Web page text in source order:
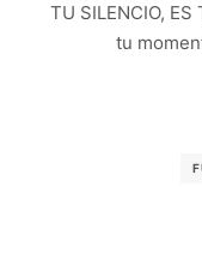
TU SILENCIO,
tu